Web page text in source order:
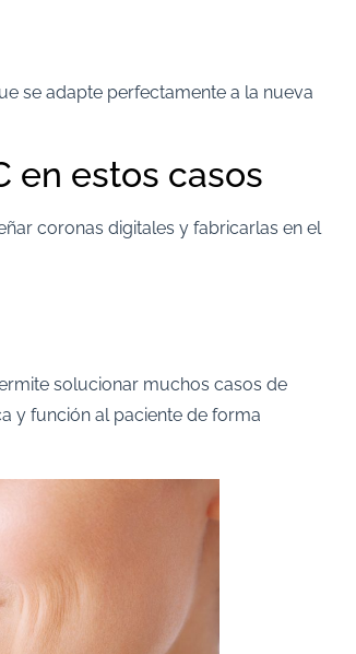
se adapte perfectamente a la nueva
en estos casos
coronas digitales y fabricarlas en el
solucionar muchos casos de
y función al paciente de forma